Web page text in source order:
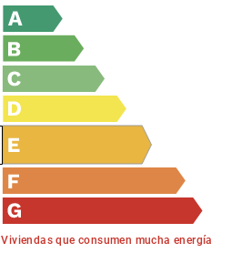
Viviendas que consumen mucha energía